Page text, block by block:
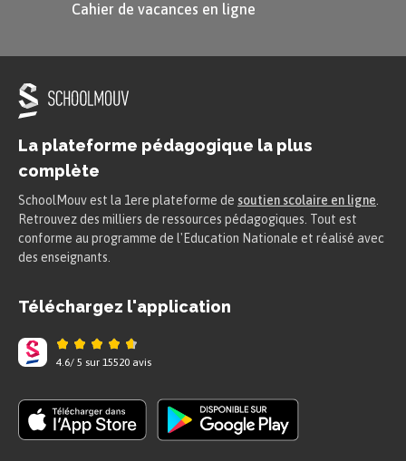
met le nom de la personne
Cher Monsieursans
alors :
Communiquer à l’écrit en
familier
Cahier de vacances en ligne
La plateforme pédagogique la plus
complète
SchoolMouv est la 1ere plateforme de soutien scolaire en ligne
Retrouvez des milliers de ressources pédagogiques. Tout est
conforme au programme de l'Education Nationale et réalisé avec
des enseignants.
Téléchargez l'application
4.6/ 5 sur 15520 avis